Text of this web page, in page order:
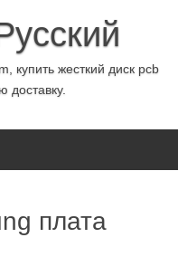
купить жесткий диск pcb
доставку.
плата